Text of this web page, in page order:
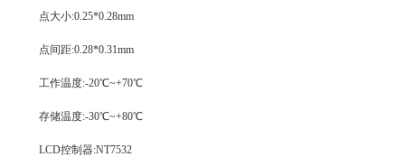
点大小:0.25*0.28mm
点间距:0.28*0.31mm
工作温度:-20℃~+70℃
存储温度:-30℃~+80℃
LCD控制器:NT7532